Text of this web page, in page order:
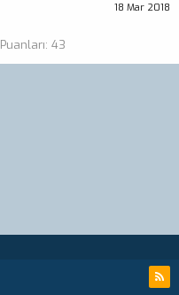
18 Mar 2018
Puanları 43